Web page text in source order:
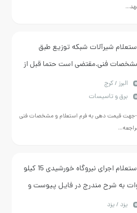
شبکه توزیع طبق
است حتما قبل از
کارشناس مربوطه جهت
مشخصات فنی تماس گرفته
به فرم استعلام و مشخصات فنی
استعلام اجرای نیروگاه خورشیدی 15 کیلو
مندرج در فایل پیوست و
و پیشنهاد قیمت